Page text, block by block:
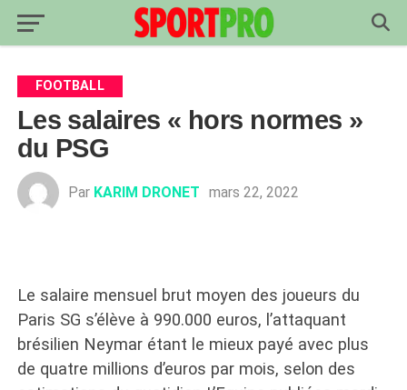
FOOTBALL
Les salaires « hors normes »
du PSG
Par KARIM DRONET mars 22, 2022
Le salaire mensuel brut moyen des joueurs du
Paris SG s’élève à 990.000 euros, l’attaquant
brésilien Neymar étant le mieux payé avec plus
de quatre millions d’euros par mois, selon des